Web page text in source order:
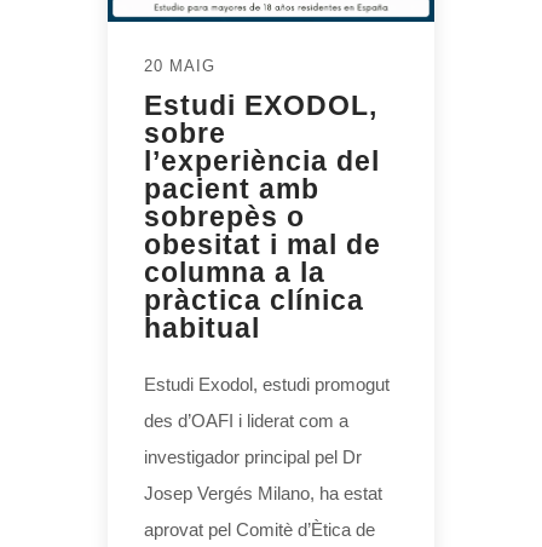
20 MAIG
Estudi EXODOL,
sobre
l’experiència del
pacient amb
sobrepès o
obesitat i mal de
columna a la
pràctica clínica
habitual
Estudi Exodol, estudi promogut
des d’OAFI i liderat com a
investigador principal pel Dr
Josep Vergés Milano, ha estat
aprovat pel Comitè d’Ètica de